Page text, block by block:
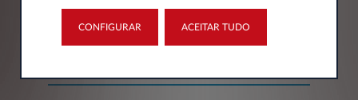
CONFIGURAR ACEITAR TUDO